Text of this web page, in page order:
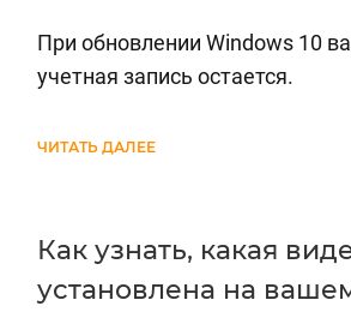
При обновлении Windows 10
учетная запись остается.
ЧИТАТЬ ДАЛЕЕ
Как узнать, какая
установлена на